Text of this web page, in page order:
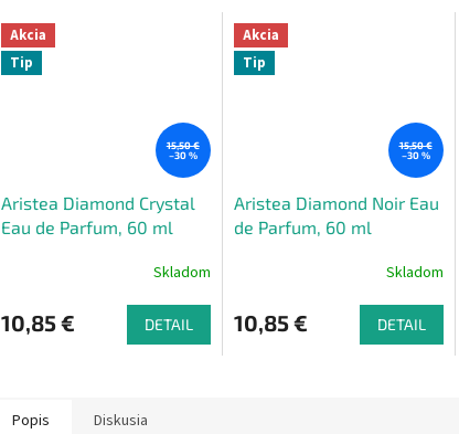
Akcia
Tip
15,50 €
–30 %
Aristea Diamond Crystal
Eau de Parfum, 60 ml
Skladom
10,85 € DETAIL
Akcia
Tip
15,50 €
–30 %
Aristea Diamond Noir Eau
de Parfum, 60 ml
Skladom
10,85 € DETAIL
Popis Diskusia